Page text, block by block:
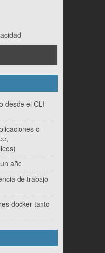
desde el CLI
o
año
de trabajo
docker tanto